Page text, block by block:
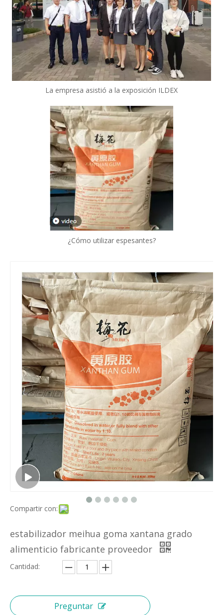
La empresa asistió a la exposición ILDEX
¿Cómo utilizar espesantes?
Compartir con:
estabilizador meihua goma xantana grado
alimenticio fabricante proveedor
Cantidad:
Preguntar